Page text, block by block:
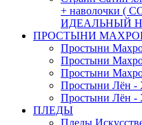
+ наволочки (
ИДЕАЛЬНЫЙ
ПРОСТЫНИ
Простыни
Простыни
Простыни
Простыни Лён -
Простыни Лён -
ПЛЕДЫ
Пледы